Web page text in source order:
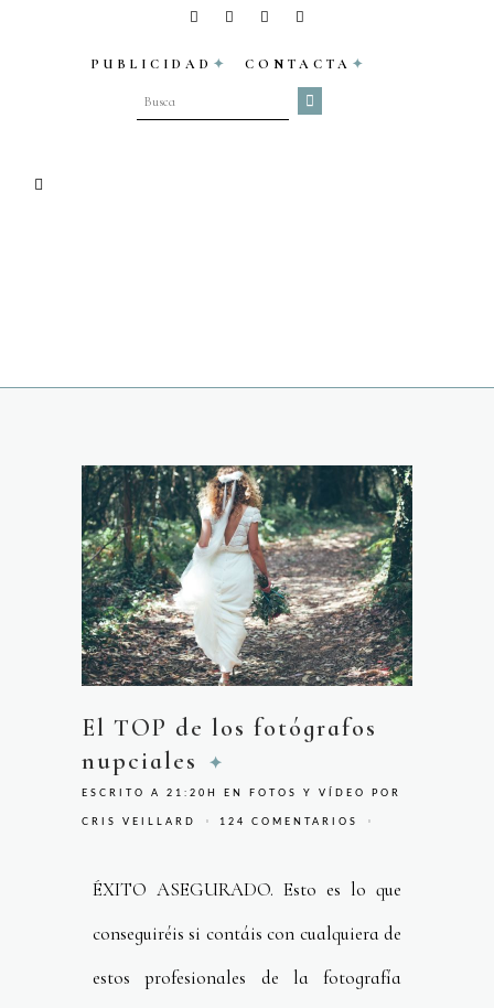
PUBLICIDAD CONTACTA
El TOP de los fotógrafos
nupciales
ESCRITO A 21:20H EN FOTOS Y VÍDEO POR
CRIS VEILLARD 124 COMENTARIOS
ÉXITO ASEGURADO. Esto es lo que
conseguiréis si contáis con cualquiera de
estos profesionales de la fotografía